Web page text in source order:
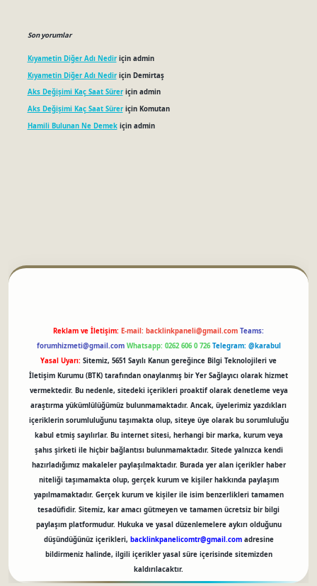
Son yorumlar
Kıyametin Diğer Adı Nediriçin admin
Kıyametin Diğer Adı Nediriçin Demirtaş
Aks Değişimi Kaç Saat Süreriçin admin
Aks Değişimi Kaç Saat Süreriçin Komutan
Hamili Bulunan Ne Demekiçin admin
Reklam ve İletişim: E-mail: backlinkpaneli@gmail.com Teams:
forumhizmeti@gmail.com Whatsapp: 0262 606 0 726 Telegram: @karabul
Yasal Uyarı: Sitemiz, 5651 Sayılı Kanun gereğince Bilgi Teknolojileri ve
İletişim Kurumu (BTK) tarafından onaylanmış bir Yer Sağlayıcı olarak hizmet
vermektedir. Bu nedenle, sitedeki içerikleri proaktif olarak denetleme veya
araştırma yükümlülüğümüz bulunmamaktadır. Ancak, üyelerimiz yazdıkları
içeriklerin sorumluluğunu taşımakta olup, siteye üye olarak bu sorumluluğu
kabul etmiş sayılırlar. Bu internet sitesi, herhangi bir marka, kurum veya
şahıs şirketi ile hiçbir bağlantısı bulunmamaktadır. Sitede yalnızca kendi
hazırladığımız makaleler paylaşılmaktadır. Burada yer alan içerikler haber
niteliği taşımamakta olup, gerçek kurum ve kişiler hakkında paylaşım
yapılmamaktadır. Gerçek kurum ve kişiler ile isim benzerlikleri tamamen
tesadüfidir. Sitemiz, kar amacı gütmeyen ve tamamen ücretsiz bir bilgi
paylaşım platformudur. Hukuka ve yasal düzenlemelere aykırı olduğunu
düşündüğünüz içerikleri, backlinkpanelicomtr@gmail.comadresine
bildirmeniz halinde, ilgili içerikler yasal süre içerisinde sitemizden
kaldırılacaktır.